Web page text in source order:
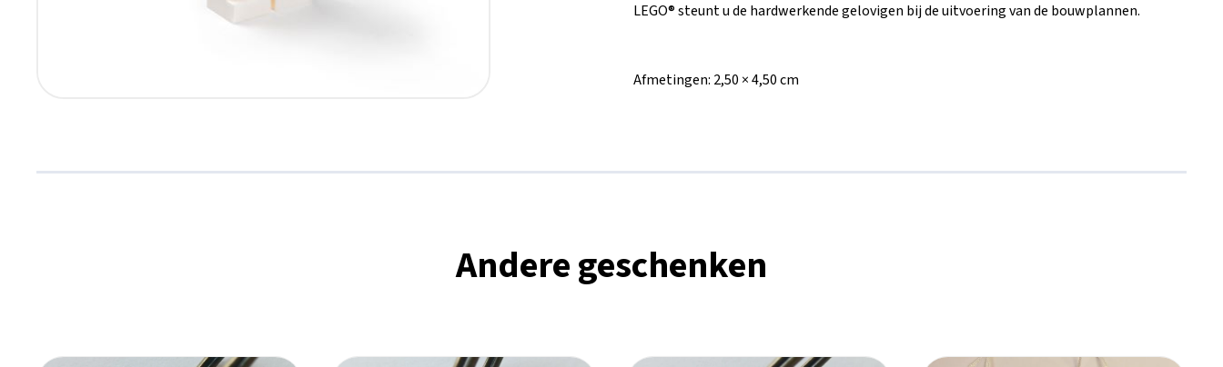
LEGO® steunt u de hardwerkende gelovigen bij de uitvoering van de bouwplannen.
Afmetingen: 2,50 × 4,50 cm
Andere geschenken